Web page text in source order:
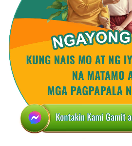
pang mahalagang punto na
inyo: Matapos pangalanan ni
na nilikhang ito, ang mga
sa talasalitaan ng Diyos. Bakit
May kaugnayan rin ito sa
dapat kong ipaliwanag ito.
Nilikha ng Diyos ang tao,
at binigyan rin siya ng kaunti sa
katalinuan, sa Kanyang mga